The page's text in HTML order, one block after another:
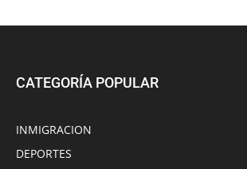
CATEGORÍA POPULAR
INMIGRACION
DEPORTES